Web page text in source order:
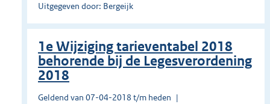
Uitgegeven door: Bergeijk
1e Wijziging tarieventabel 2018
behorende bij de Legesverordening
2018
Geldend van 07-04-2018 t/m heden